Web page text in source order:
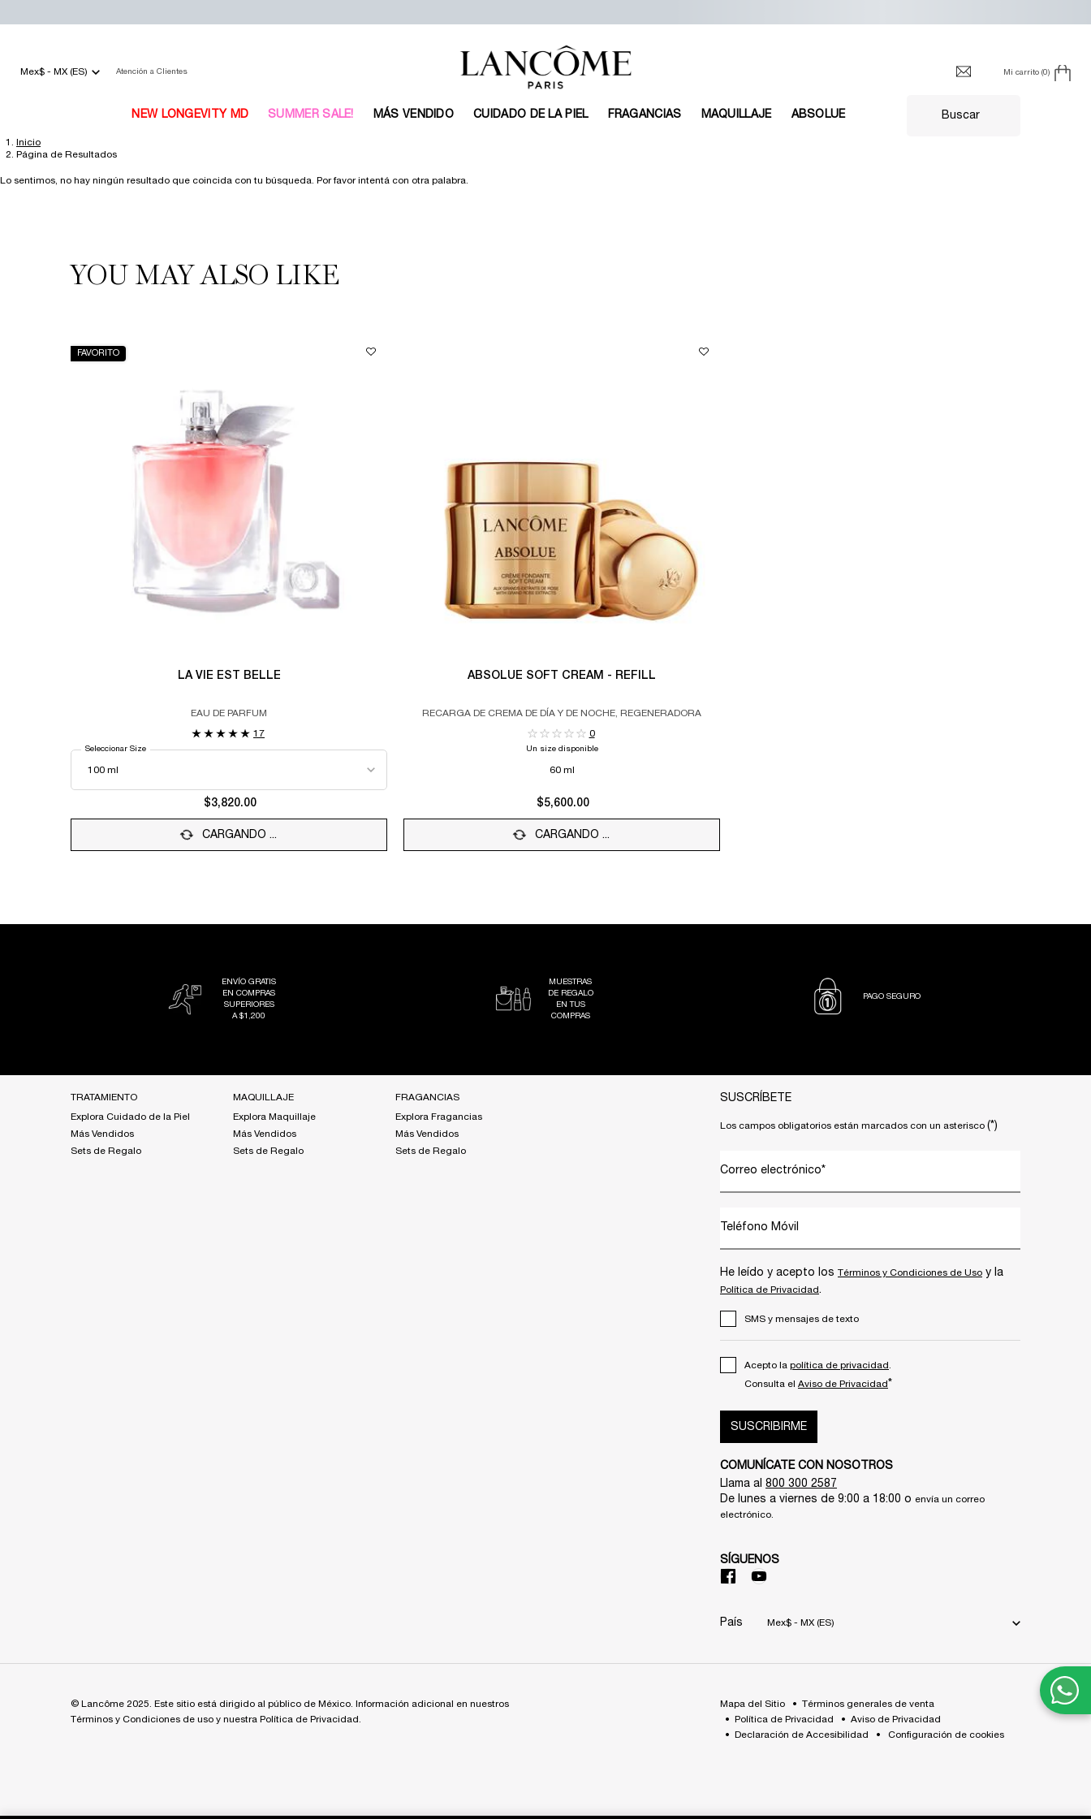
Mex$ - MX (ES) Atención a Clientes Mi carrito 0
0 producto en el carrito
NEW LONGEVITY MD SUMMER SALE! MÁS VENDIDO CUIDADO DE LA PIEL FRAGANCIAS MAQUILLAJE ABSOLUE Buscar
Main content
Inicio
Página de Resultados
Lo sentimos, no hay ningún resultado que coincida con tu búsqueda. Por favor intentá con otra palabra.
YOU MAY ALSO LIKE
FAVORITO
LA VIE EST BELLE
EAU DE PARFUM
17
Seleccionar Size
$3,820.00
CARGANDO ...
ABSOLUE SOFT CREAM - REFILL
RECARGA DE CREMA DE DÍA Y DE NOCHE, REGENERADORA
0
Un size disponible
60 ml
$5,600.00
CARGANDO ...
ENVÍO GRATIS
EN COMPRAS
SUPERIORES
A $1,200
MUESTRAS
DE REGALO
EN TUS
COMPRAS
PAGO SEGURO
TRATAMIENTO
Explora Cuidado de la Piel
Más Vendidos
Sets de Regalo
MAQUILLAJE
Explora Maquillaje
Más Vendidos
Sets de Regalo
FRAGANCIAS
Explora Fragancias
Más Vendidos
Sets de Regalo
SUSCRÍBETE
Los campos obligatorios están marcados con un asterisco (*)
Correo electrónico*
Teléfono Móvil
He leído y acepto los Términos y Condiciones de Uso y la
Política de Privacidad.
SMS y mensajes de texto
Acepto la política de privacidad
Consulta el Aviso de Privacidad*
SUSCRIBIRME
COMUNÍCATE CON NOSOTROS
Llama al 800 300 2587
De lunes a viernes de 9:00 a 18:00 o envía un correo
electrónico.
SÍGUENOS
País Mex$ - MX (ES)
© Lancôme 2025. Este sitio está dirigido al público de México. Información adicional en nuestros
Términos y Condiciones de uso y nuestra Política de Privacidad.
Mapa del Sitio
Términos generales de venta
Política de Privacidad
Aviso de Privacidad
Declaración de Accesibilidad
Configuración de cookies